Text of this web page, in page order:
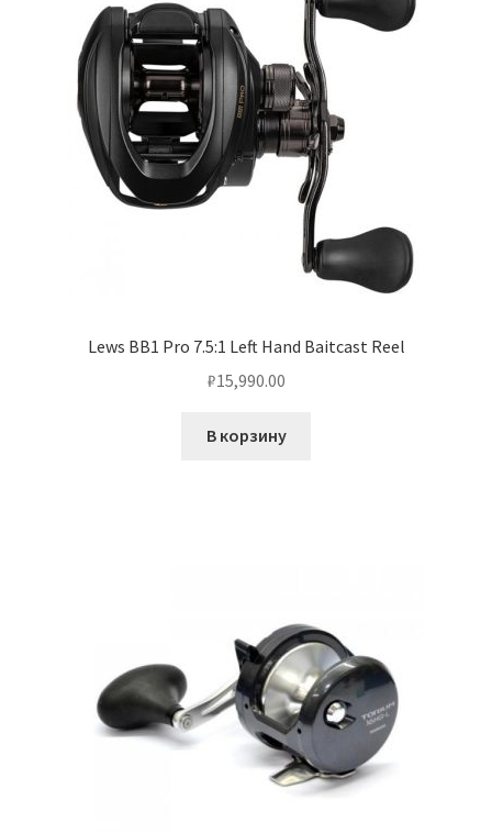
Lews BB1 Pro 7.5:1 Left Hand Baitcast Reel
₽15,990.00
В корзину